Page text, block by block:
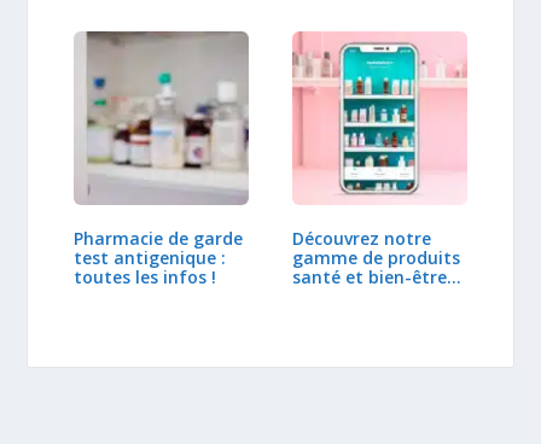
Pharmacie de garde
test antigenique :
toutes les infos !
Découvrez notre
gamme de produits
santé et bien-être…